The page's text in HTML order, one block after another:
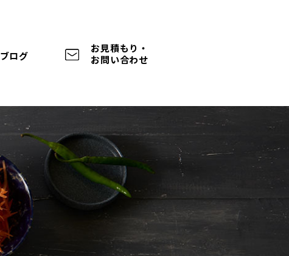
ブログ
お見積もり・
お問い合わせ